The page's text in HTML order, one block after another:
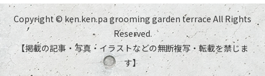
Copyright © ken.ken.pa grooming garden terrace All Rights
Reserved.
【掲載の記事・写真・イラストなどの無断複写・転載を禁じま
す】